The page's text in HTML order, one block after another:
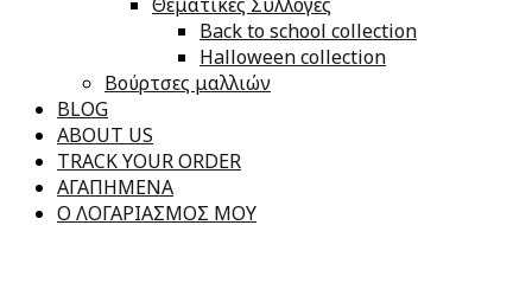
Back to school collection
Halloween collection
Βούρτσες μαλλιών
BLOG
ABOUT US
TRACK YOUR ORDER
ΑΓΑΠΗΜΕΝΑ
Ο ΛΟΓΑΡΙΑΣΜΟΣ ΜΟΥ